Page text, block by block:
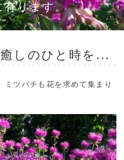
有ります。
しのひと時を...
ツバチも花を求めて集まり